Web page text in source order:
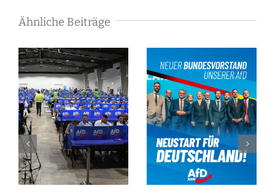
Ähnliche Beiträge